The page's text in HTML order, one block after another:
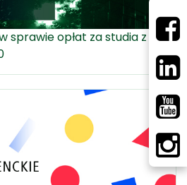
sprawie opłat za studia z